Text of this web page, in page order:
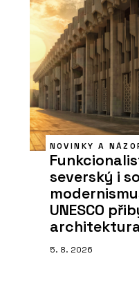
NOVINKY A
severský i
UNESCO
5. 8. 2026